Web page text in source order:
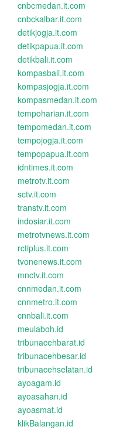
cnbcmedan.it.com
cnbckalbar.it.com
detikjogja.it.com
detikpapua.it.com
detikbali.it.com
kompasbali.it.com
kompasjogja.it.com
kompasmedan.it.com
tempoharian.it.com
tempomedan.it.com
tempojogja.it.com
tempopapua.it.com
idntimes.it.com
metrotv.it.com
sctv.it.com
transtv.it.com
indosiar.it.com
metrotvnews.it.com
rctiplus.it.com
tvonenews.it.com
mnctv.it.com
cnnmedan.it.com
cnnmetro.it.com
cnnbali.it.com
meulaboh.id
tribunacehbarat.id
tribunacehbesar.id
tribunacehselatan.id
ayoagam.id
ayoasahan.id
ayoasmat.id
klikBalangan.id